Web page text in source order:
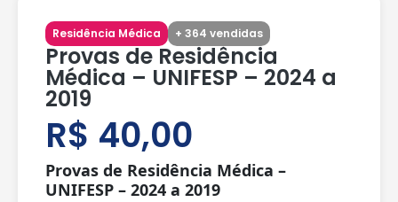
Residência Médica + 364 vendidas
Provas de Residência
Médica – UNIFESP – 2024 a
2019
R$ 40,00
Provas de Residência Médica –
UNIFESP – 2024 a 2019